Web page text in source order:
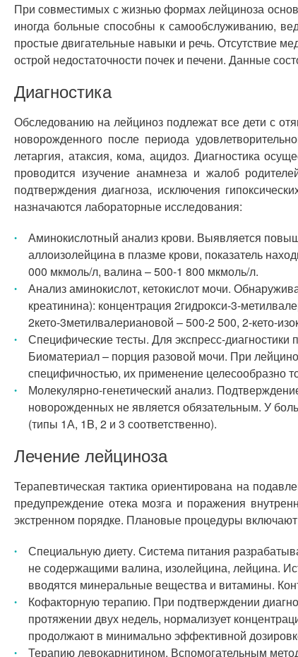
При совместимых с жизнью формах лейциноза
иногда больные способны к самообслуживанию,
простые двигательные навыки и речь. Отсутствие
острой недостаточности почек и печени. Данные
Диагностика
Обследованию на лейциноз подлежат все дети с
новорожденного после периода
летаргия, атаксия, кома, ацидоз. Диагностика
проводится изучение анамнеза и жалоб
подтверждения диагноза, исключения
назначаются лабораторные исследования:
Аминокислотный анализ крови. Выявляется
аллоизолейцина в плазме крови, показатель
000 мкмоль/л, валина – 500-1 800 мкмоль/л.
Анализ аминокислот, кетокислот мочи.
креатинина): концентрация 2гидрокси-3-
2кето-3метилвалериановой – 500-2 500, 2-кето-
Специфические тесты. Для экспресс-
Биоматериал – порция разовой мочи. При
специфичностью, их применение целесообразно
Молекулярно-генетический анализ.
новорожденных не является обязательным. У
(типы 1А, 1B, 2 и 3 соответственно).
Лечение лейциноза
Терапевтическая тактика ориентирована на
предупреждение отека мозга и поражения
экстренном порядке. Плановые процедуры
Специальную диету. Система питания
не содержащими валина, изолейцина, лейцина.
вводятся минеральные вещества и витамины.
Кофакторную терапию. При подтверждении
протяжении двух недель, нормализует
продолжают в минимально эффективной
Терапию левокарнитином. Вспомогательным